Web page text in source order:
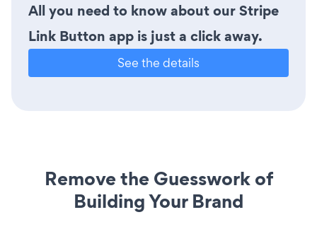
All you need to know about our Stripe
Link Button app is just a click away.
See the details
Remove the Guesswork of
Building Your Brand